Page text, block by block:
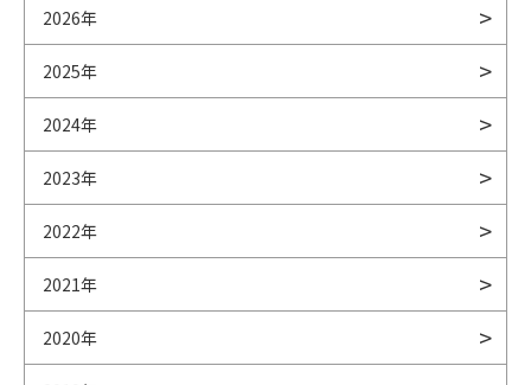
2026年
2025年
2024年
2023年
2022年
2021年
2020年